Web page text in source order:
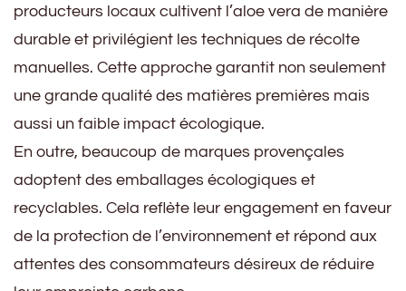
producteurs locaux cultivent l’aloe vera de manière
durable et privilégient les techniques de récolte
manuelles. Cette approche garantit non seulement
une grande qualité des matières premières mais
aussi un faible impact écologique.
En outre, beaucoup de marques provençales
adoptent des emballages écologiques et
recyclables. Cela reflète leur engagement en faveur
de la protection de l’environnement et répond aux
attentes des consommateurs désireux de réduire